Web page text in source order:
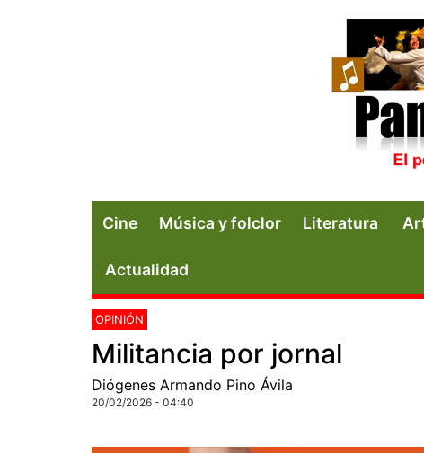
Cine Música y folclor Literatura
Actualidad
OPINIÓN
Militancia por jornal
Diógenes Armando Pino Ávila
20/02/2026 - 04:40